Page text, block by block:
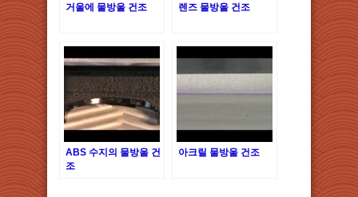
거울에 물방울 건조 렌즈 물방울 건조
ABS 수지의 물방울 건
조
아크릴 물방울 건조